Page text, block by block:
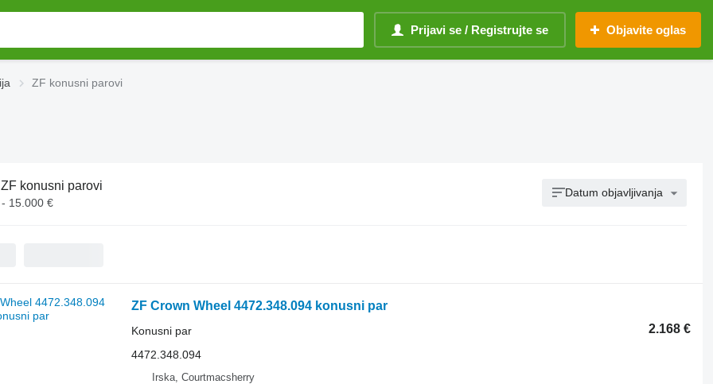
Prijavi se / Registrujte se Objavite oglas
ZF konusni parovi
ZF konusni parovi
15.000 €
Datum objavljivanja
ZF Crown Wheel 4472.348.094 konusni par
2.168 €
Konusni par
4472.348.094
Irska, Courtmacsherry